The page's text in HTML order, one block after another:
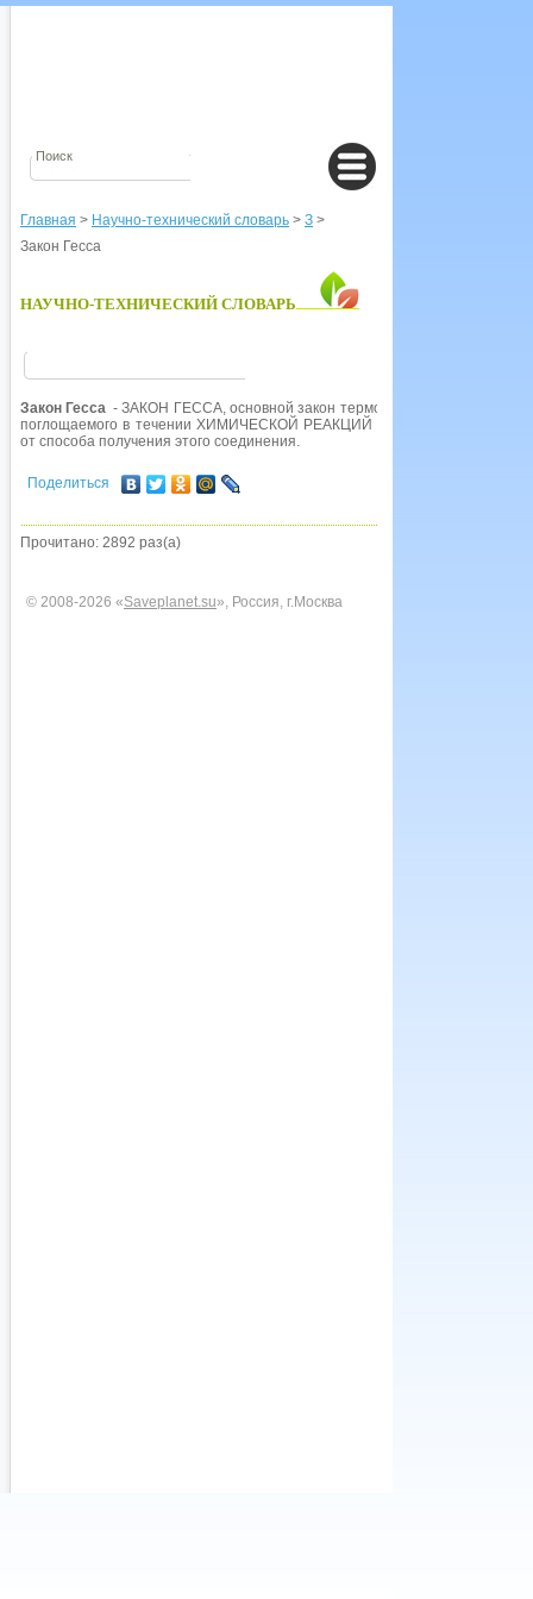
Главная > Научно-технический словарь > З >
Закон Гесса
НАУЧНО-ТЕХНИЧЕСКИЙ СЛОВАРЬ
Закон Гесса - ЗАКОН ГЕССА, основной закон термохимии, согласно
поглощаемого в течении ХИМИЧЕСКОЙ РЕАКЦИЙ при образовании
от способа получения этого соединения.
Поделиться
Прочитано: 2892 раз(а)
© 2008-2026 «Saveplanet.su», Россия, г.Москва